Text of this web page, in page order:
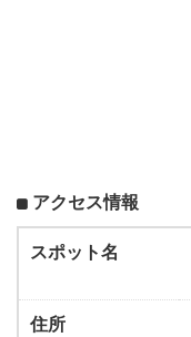
アクセス情報
スポット名
住所